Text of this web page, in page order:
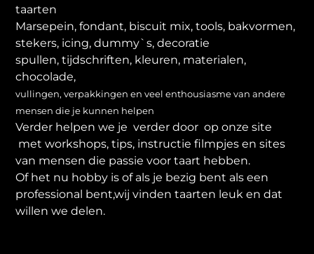
taarten
Marsepein, fondant, biscuit mix, tools, bakvormen,
stekers, icing, dummy`s, decoratie
spullen, tijdschriften, kleuren, materialen,
chocolade,
vullingen, verpakkingen en veel enthousiasme van andere
mensen die je kunnen helpen
Verder helpen we je verder door op onze site
met workshops, tips, instructie filmpjes en sites
van mensen die passie voor taart hebben.
Of het nu hobby is of als je bezig bent als een
professional bent,wij vinden taarten leuk en dat
willen we delen.